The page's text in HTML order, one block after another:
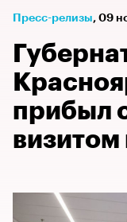
Пресс-релизы⁠, 09
прибыл
визитом